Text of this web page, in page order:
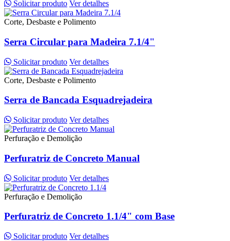
Solicitar produto Ver detalhes
Corte, Desbaste e Polimento
Serra Circular para Madeira 7.1/4"
Solicitar produto Ver detalhes
Corte, Desbaste e Polimento
Serra de Bancada Esquadrejadeira
Solicitar produto Ver detalhes
Perfuração e Demolição
Perfuratriz de Concreto Manual
Solicitar produto Ver detalhes
Perfuração e Demolição
Perfuratriz de Concreto 1.1/4" com Base
Solicitar produto Ver detalhes